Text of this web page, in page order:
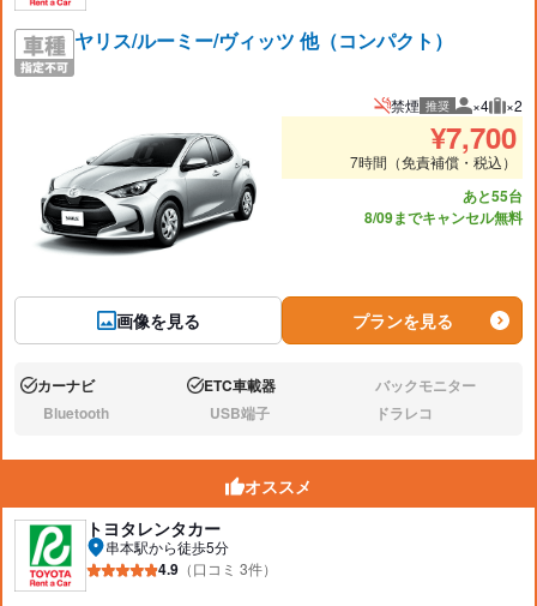
ヤリス/ルーミー/ヴィッツ 他（コンパクト）
画像を見る
禁煙 推奨 推奨人数
×4 推奨
×2
¥7,700
7時間（免責補償・税込）
あと55台
8/09までキャンセル無料
プランを見る
あり:カーナビ あり:ETC車載器 なし:バックモニター
なし:Bluetooth なし:USB端子 なし:ドラレコ
オススメ
トヨタレンタカー
串本駅から徒歩5分
4.9 （口コミ 3件）